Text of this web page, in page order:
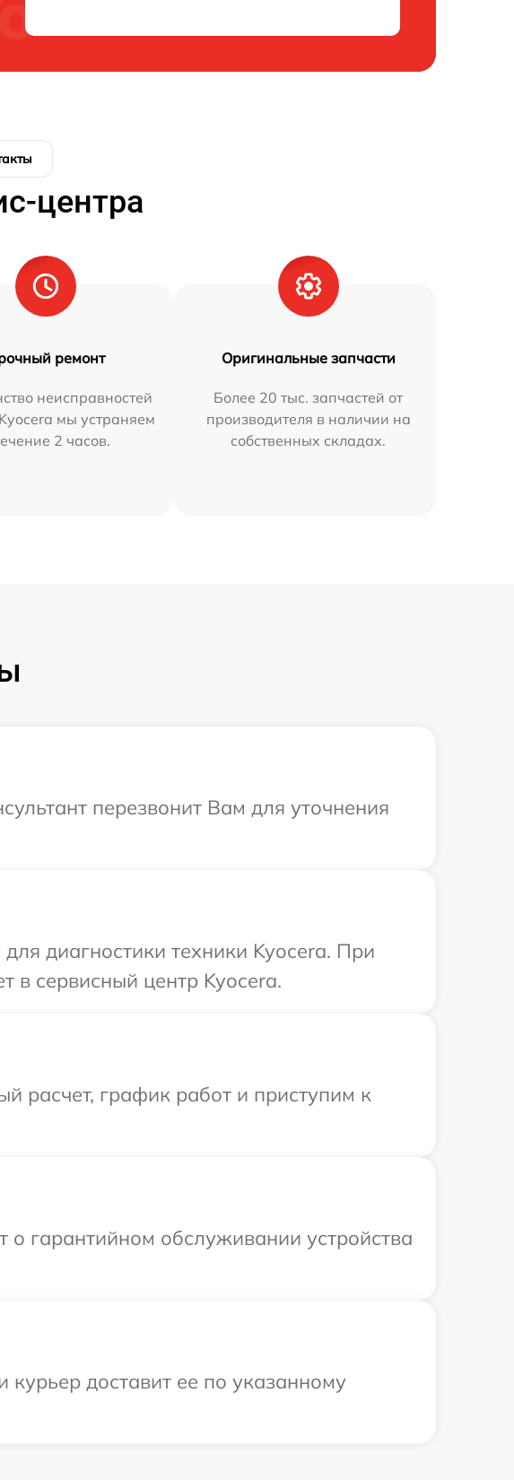
центра
ремонт
неисправностей
мы устраняем
2 часов.
Оригинальные запчасти
Более 20 тыс. запчастей от
производителя в наличии на
собственных складах.
перезвонит Вам для уточнения
диагностики техники Kyocera. При
в сервисный центр Kyocera.
расчет, график работ и приступим к
гарантийном обслуживании устройства
доставит ее по указанному